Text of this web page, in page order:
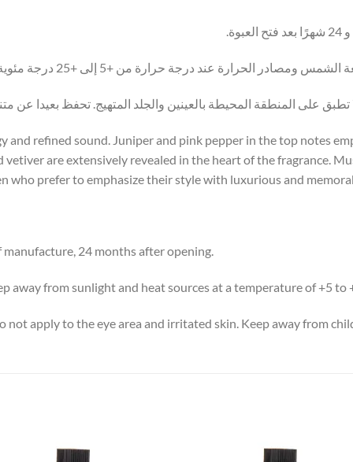
ومصادر الحرارة عند درجة حرارة من +5 إلى +25 درجة مئوية.
على المنطقة المحيطة بالعينين والجلد المتهيج. تحفظ بعيدا عن
refined sound. Juniper and pink pepper in the top notes
are extensively revealed in the heart of the fragrance.
who prefer to emphasize their style with luxurious and
24 months after opening.
away from sunlight and heat sources at a temperature of +5 to
not apply to the eye area and irritated skin. Keep away from